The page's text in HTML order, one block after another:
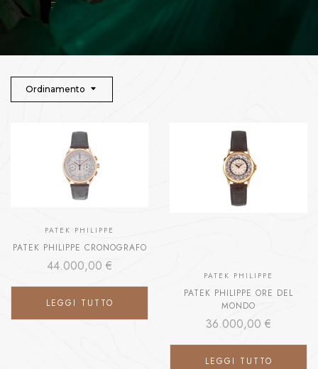
Ordinamento
PATEK PHILIPPE
PATEK PHILIPPE CRONOGRAFO
44.000,00 €
LEGGI TUTTO
PATEK PHILIPPE
PATEK PHILIPPE ORE DEL
MONDO
36.000,00 €
LEGGI TUTTO